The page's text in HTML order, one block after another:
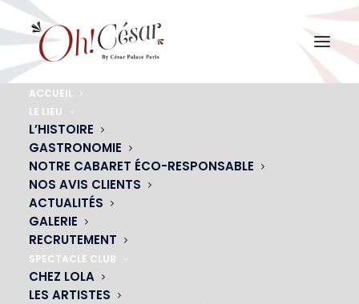
ACCUEIL
LE LIEU
L’HISTOIRE
GASTRONOMIE
NOTRE CABARET ÉCO-RESPONSABLE
NOS AVIS CLIENTS
ACTUALITÉS
GALERIE
RECRUTEMENT
SPECTACLE CLUB
CHEZ LOLA
LES ARTISTES
Accueil
Restaurant-spectacle-club Oh ! César Paris
avis-google-2022